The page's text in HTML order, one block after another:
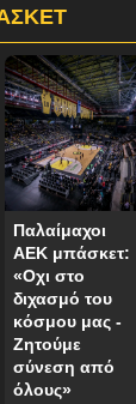
Παλαίμαχοι
ΑΕΚ μπάσκετ:
«Οχι στο
διχασμό του
κόσμου μας -
Ζητούμε
σύνεση από
όλους»